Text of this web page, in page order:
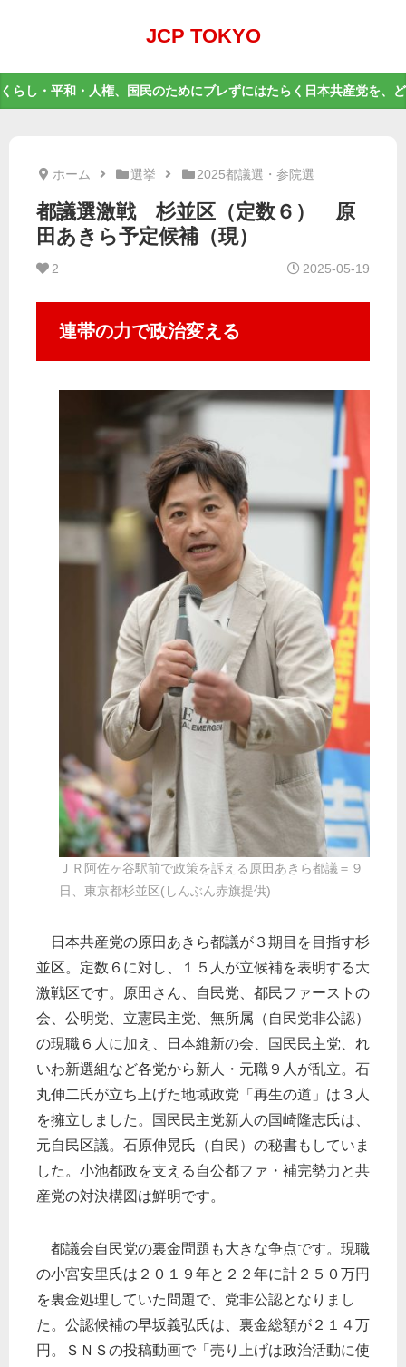
JCP TOKYO
くらし・平和・人権、国民のためにブレずにはたらく日本共産党を、
ホーム 選挙 2025都議選・参院選
都議選激戦 杉並区（定数６） 原
田あきら予定候補（現）
2 2025-05-19
連帯の力で政治変える
ＪＲ阿佐ヶ谷駅前で政策を訴える原田あきら都議＝９
日、東京都杉並区(しんぶん赤旗提供)
日本共産党の原田あきら都議が３期目を目指す杉
並区。定数６に対し、１５人が立候補を表明する大
激戦区です。原田さん、自民党、都民ファーストの
会、公明党、立憲民主党、無所属（自民党非公認）
の現職６人に加え、日本維新の会、国民民主党、れ
いわ新選組など各党から新人・元職９人が乱立。石
丸伸二氏が立ち上げた地域政党「再生の道」は３人
を擁立しました。国民民主党新人の国崎隆志氏は、
元自民区議。石原伸晃氏（自民）の秘書もしていま
した。小池都政を支える自公都ファ・補完勢力と共
産党の対決構図は鮮明です。
都議会自民党の裏金問題も大きな争点です。現職
の小宮安里氏は２０１９年と２２年に計２５０万円
を裏金処理していた問題で、党非公認となりまし
た。公認候補の早坂義弘氏は、裏金総額が２１４万
円。ＳＮＳの投稿動画で「売り上げは政治活動に使